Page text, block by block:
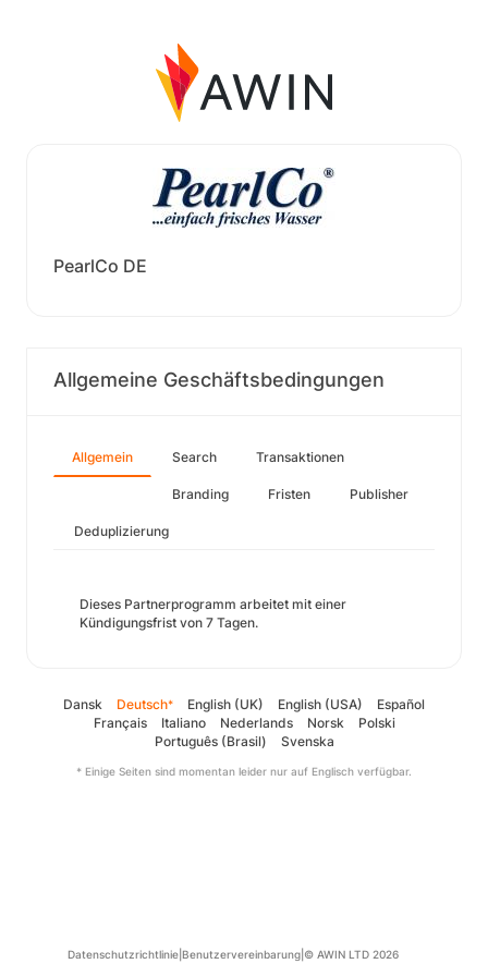
PearlCo DE
Allgemeine Geschäftsbedingungen
Allgemein Search Transaktionen
Branding Fristen Publisher
Deduplizierung
Dieses Partnerprogramm arbeitet mit einer
Kündigungsfrist von 7 Tagen.
Dansk Deutsch* English (UK) English (USA)
Español
Français
Italiano Nederlands Norsk
Polski
Português (Brasil)
Svenska
* Einige Seiten sind momentan leider nur auf Englisch verfügbar.
Datenschutzrichtlinie Benutzervereinbarung © AWIN LTD 2026